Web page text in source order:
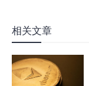
相关文章